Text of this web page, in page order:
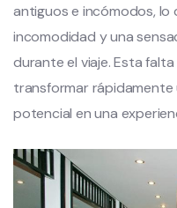
antiguos e incómodos,
incomodidad y una
durante el viaje. Esta
transformar rápidamente
potencial en una